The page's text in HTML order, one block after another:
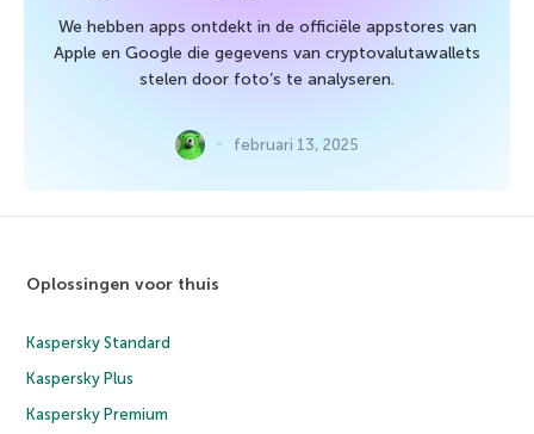
We hebben apps ontdekt in de officiële appstores van
Apple en Google die gegevens van cryptovalutawallets
stelen door foto’s te analyseren.
februari 13, 2025
Oplossingen voor thuis
Kaspersky Standard
Kaspersky Plus
Kaspersky Premium